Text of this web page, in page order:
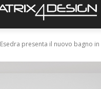
Esedra presenta il nuovo bagno in